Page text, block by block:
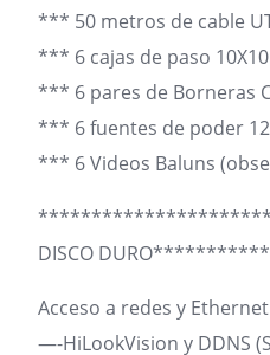
*** 50 metros de cable
*** 6 cajas de paso
*** 6 pares de Borneras
*** 6 fuentes de poder
*** 6 Videos Baluns
DISCO
Acceso a redes y Ethernet
—-HiLookVision y DDNS